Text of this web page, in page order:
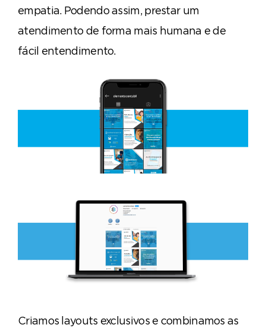
empatia. Podendo assim, prestar um
atendimento de forma mais humana e de
fácil entendimento.
Criamos layouts exclusivos e combinamos as